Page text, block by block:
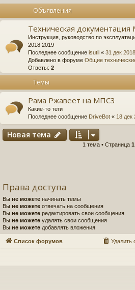
Объявления
Техническая документация
Инструкция, руководство по
2018 2019
Последнее сообщение isutil « 31 дек
Добавлено в форуме Общие
Ответы: 2
Темы
Рама Ржавеет на МПС3
Какие-то теги
Последнее сообщение DriveBot « 18 дек
Новая тема
1 тема • Страница 1
Права доступа
Вы не можете начинать темы
Вы не можете отвечать на сообщения
Вы не можете редактировать свои сообщения
Вы не можете удалять свои сообщения
Вы не можете добавлять вложения
Список форумов Удалить